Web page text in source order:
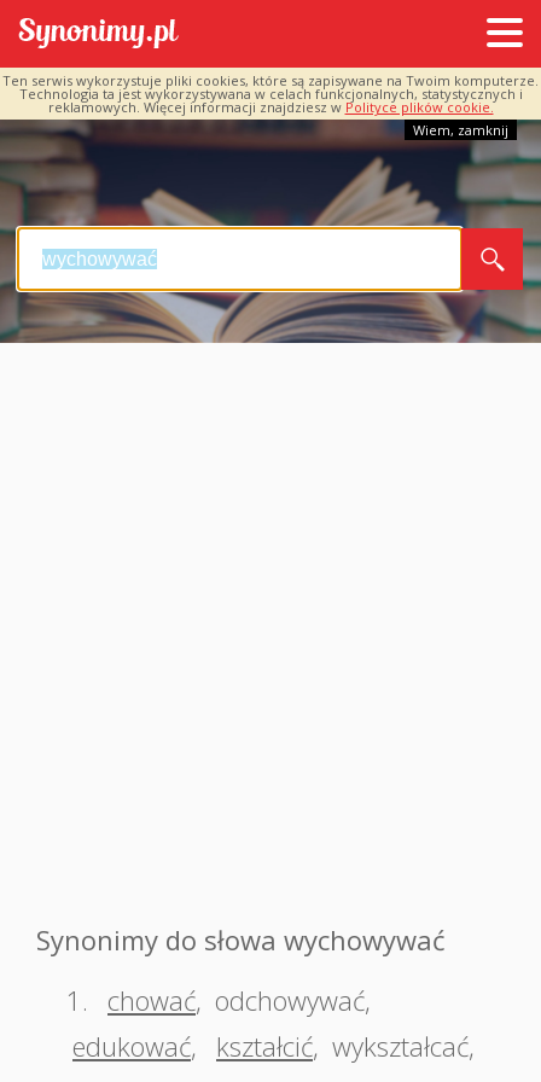
Ten serwis wykorzystuje pliki cookies, które są zapisywane na Twoim komputerze.
Technologia ta jest wykorzystywana w celach funkcjonalnych, statystycznych i
reklamowych. Więcej informacji znajdziesz w Polityce plików cookie.
Wiem, zamknij
Synonimy do słowa wychowywać
1.
chować, odchowywać,
edukować, kształcić, wykształcać,